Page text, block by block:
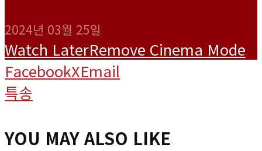
2024년 03월 25일
Watch LaterRemove Cinema Mode
FacebookXEmail
특송
YOU MAY ALSO LIKE